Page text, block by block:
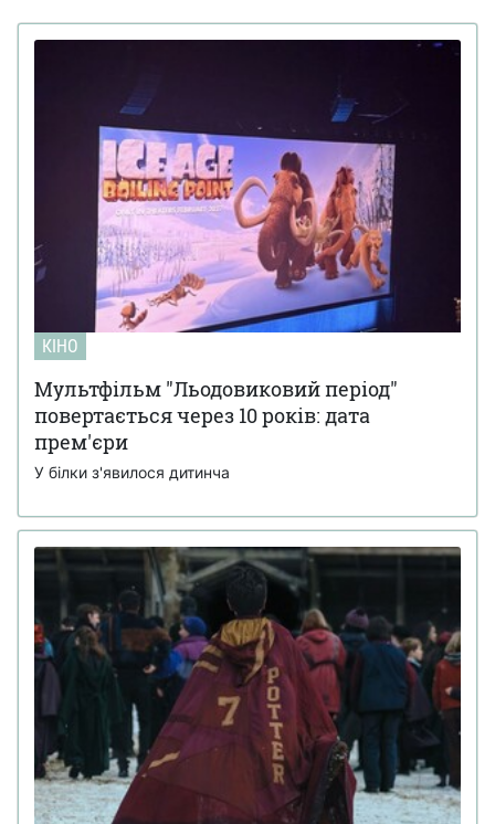
КІНО
Мультфільм "Льодовиковий період"
повертається через 10 років: дата
прем'єри
У білки з'явилося дитинча